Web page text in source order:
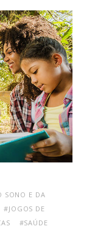
SONO E DA
#JOGOS DE
#SAÚDE